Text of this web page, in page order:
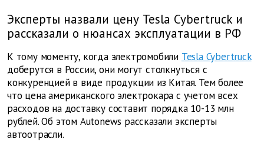
Эксперты назвали цену Tesla Cybertruck и
рассказали о нюансах эксплуатации в РФ
К тому моменту, когда электромобили Tesla Cybertruck
доберутся в России, они могут столкнуться с
конкуренцией в виде продукции из Китая. Тем более
что цена американского электрокара с учетом всех
расходов на доставку составит порядка 10-13 млн
рублей. Об этом Autonews рассказали эксперты
автоотрасли.